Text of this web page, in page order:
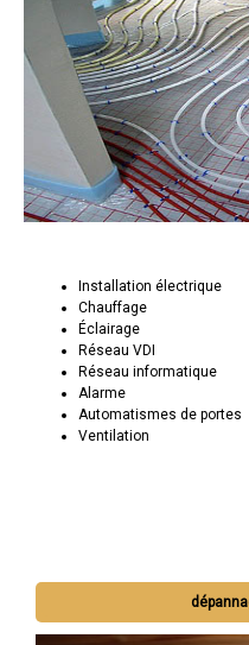
Installation électrique
Chauffage
Éclairage
Réseau VDI
Réseau informatique
Alarme
Automatismes de portes
Ventilation